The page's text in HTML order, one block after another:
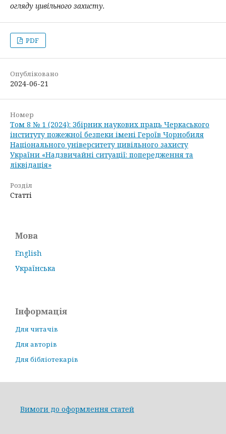
огляду цивільного захисту.
PDF
Опубліковано
2024-06-21
Номер
Том 8 № 1 (2024): Збірник наукових праць Черкаського
інституту пожежної безпеки імені Героїв Чорнобиля
Національного університету цивільного захисту
України «Надзвичайні ситуації: попередження та
ліквідація»
Розділ
Статті
Мова
English
Українська
Інформація
Для читачів
Для авторів
Для бібліотекарів
Вимоги до оформлення статей